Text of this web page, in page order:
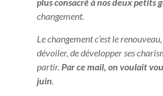
changement.
Le changement c’est le
dévoiler, de développer ses
partir.Par ce mail, on voulait
juin.